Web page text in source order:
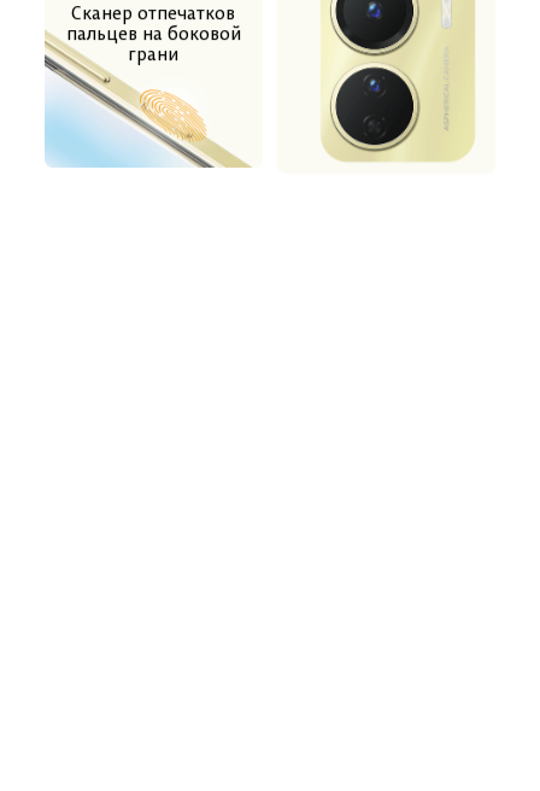
Сканер отпечатков
пальцев на боковой
грани